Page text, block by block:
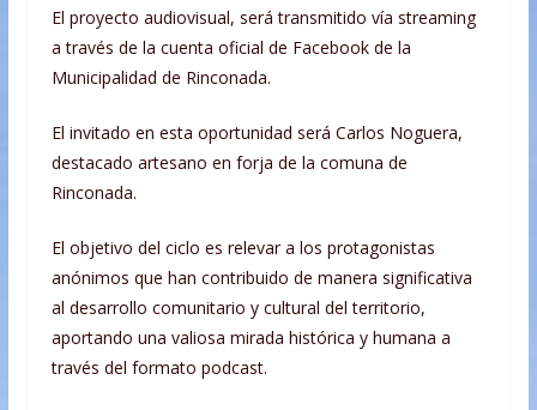
El proyecto audiovisual, será transmitido vía streaming
a través de la cuenta oficial de Facebook de la
Municipalidad de Rinconada.
El invitado en esta oportunidad será Carlos Noguera,
destacado artesano en forja de la comuna de
Rinconada.
El objetivo del ciclo es relevar a los protagonistas
anónimos que han contribuido de manera significativa
al desarrollo comunitario y cultural del territorio,
aportando una valiosa mirada histórica y humana a
través del formato podcast.